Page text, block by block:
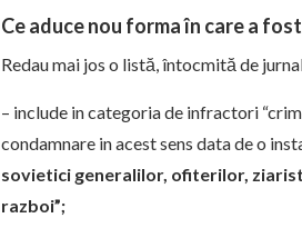
Ce aduce nou forma în care a
Redau mai jos o listă, întocmită de
– include in categoria de infractori
condamnare in acest sens data de o
sovietici generalilor, ofiterilor,
razboi”;